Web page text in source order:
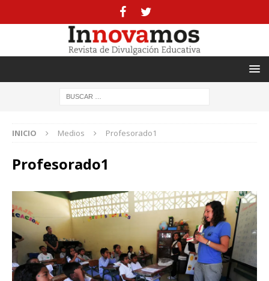
INICIO Medios Profesorado1
Profesorado1